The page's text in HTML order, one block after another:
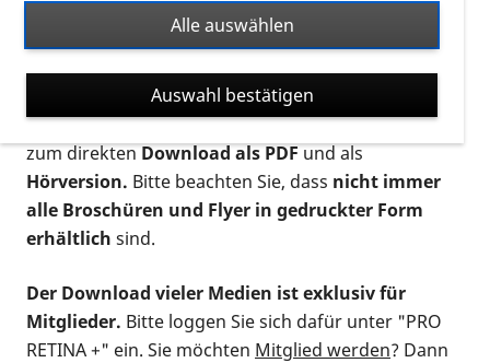
Ort. Nutzen Sie den Formatfilter, um ausschließlich
nach Flyern und Broschüren, Audios oder Videos zu
suchen. Die meisten Flyer und Broschüren werden in
verschiedenen Formaten angeboten: zur
postalischen Bestellung als gedruckte Variante
zum direktenDownload als PDFund als
Hörversion. Bitte beachten Sie, dass nicht immer
alle Broschüren und Flyer in gedruckter Form
erhältlich sind.
Der Download vieler Medien ist exklusiv für
Mitglieder. Bitte loggen Sie sich dafür unter "PRO
RETINA +" ein. Sie möchten Mitglied werden? Dann
Alle auswählen
Auswahl bestätigen